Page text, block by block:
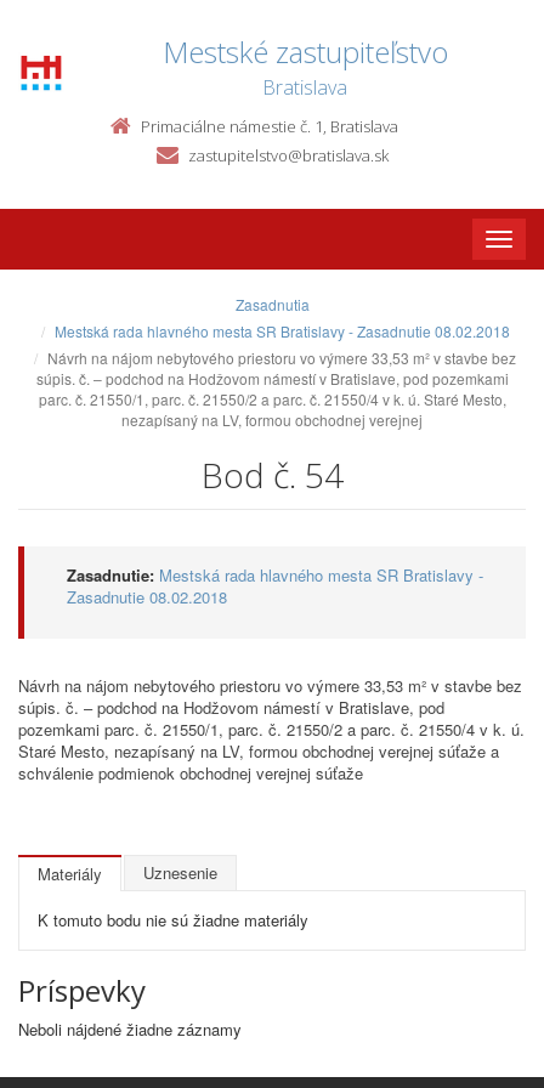
Mestské zastupiteľstvo
Bratislava
Primaciálne námestie č. 1, Bratislava
zastupitelstvo@bratislava.sk
Toggle
Zasadnutia
Mestská rada hlavného mesta SR Bratislavy - Zasadnutie 08.02.2018
Návrh na nájom nebytového priestoru vo výmere 33,53 m² v stavbe bez
súpis. č. – podchod na Hodžovom námestí v Bratislave, pod pozemkami
parc. č. 21550/1, parc. č. 21550/2 a parc. č. 21550/4 v k. ú. Staré Mesto,
nezapísaný na LV, formou obchodnej verejnej
Bod č. 54
Zasadnutie: Mestská rada hlavného mesta SR Bratislavy -
Zasadnutie 08.02.2018
Návrh na nájom nebytového priestoru vo výmere 33,53 m² v stavbe bez
súpis. č. – podchod na Hodžovom námestí v Bratislave, pod
pozemkami parc. č. 21550/1, parc. č. 21550/2 a parc. č. 21550/4 v k. ú.
Staré Mesto, nezapísaný na LV, formou obchodnej verejnej súťaže a
schválenie podmienok obchodnej verejnej súťaže
Materiály Uznesenie
K tomuto bodu nie sú žiadne materiály
Príspevky
Neboli nájdené žiadne záznamy